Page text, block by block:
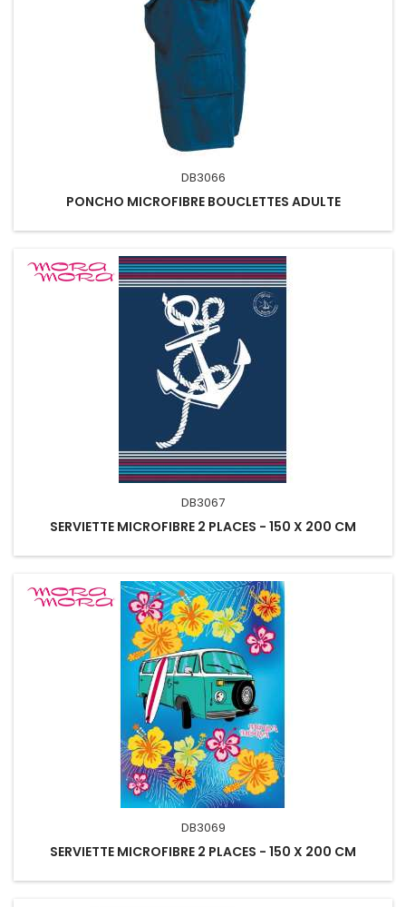
DB3066
PONCHO MICROFIBRE BOUCLETTES ADULTE
DB3067
SERVIETTE MICROFIBRE 2 PLACES - 150 X 200 CM
DB3069
SERVIETTE MICROFIBRE 2 PLACES - 150 X 200 CM